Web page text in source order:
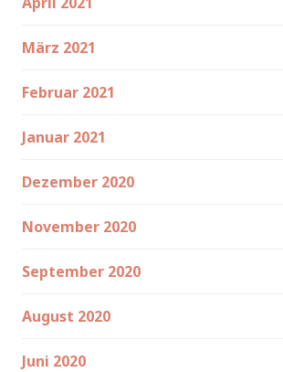
März 2021
Februar 2021
Januar 2021
Dezember 2020
November 2020
September 2020
August 2020
Juni 2020